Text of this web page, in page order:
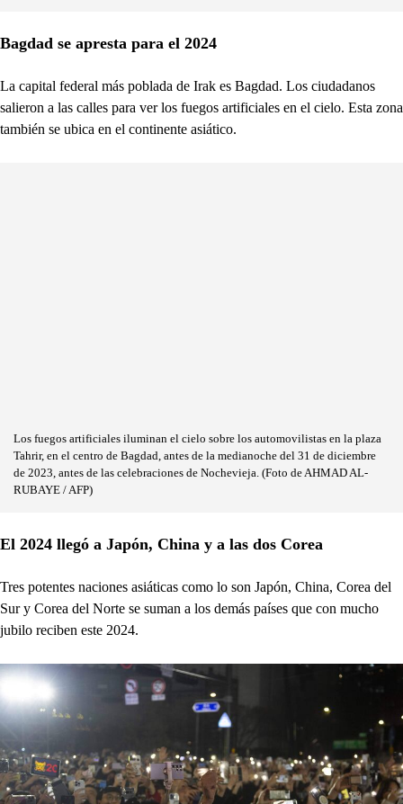
Bagdad se apresta para el 2024
La capital federal más poblada de Irak es Bagdad. Los ciudadanos
salieron a las calles para ver los fuegos artificiales en el cielo. Esta zona
también se ubica en el continente asiático.
Los fuegos artificiales iluminan el cielo sobre los automovilistas en la plaza
Tahrir, en el centro de Bagdad, antes de la medianoche del 31 de diciembre
de 2023, antes de las celebraciones de Nochevieja. (Foto de AHMAD AL-
RUBAYE / AFP)
El 2024 llegó a Japón, China y a las dos Corea
Tres potentes naciones asiáticas como lo son Japón, China, Corea del
Sur y Corea del Norte se suman a los demás países que con mucho
jubilo reciben este 2024.